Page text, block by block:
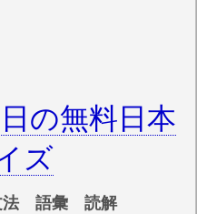
の無料日本
ズ
法 語彙 読解